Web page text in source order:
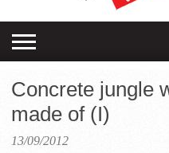
Concrete jungle
made of (I)
13/09/2012